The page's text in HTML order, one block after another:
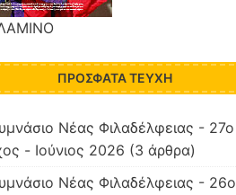
ΠΡΌΣΦΑΤΑ ΤΕΎΧΗ
Νέας Φιλαδέλφειας - 27ο
- Ιούνιος 2026 (3 άρθρα)
Νέας Φιλαδέλφειας - 26ο